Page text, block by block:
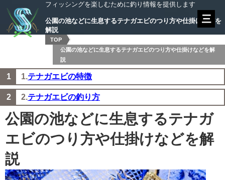
フィッシングを楽しむために釣り情報を提供します
公園の池などに生息するテナガエビのつり方や仕掛けなどを
解説
TOP
公園の池などに生息するテナガエビのつり方や仕掛けなどを解
説
1.テナガエビの特徴
2.テナガエビの釣り方
公園の池などに生息するテナガ
エビのつり方や仕掛けなどを解
説